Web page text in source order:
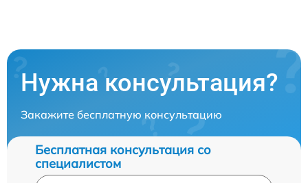
Нужна консультация?
Закажите бесплатную консультацию
Бесплатная консультация со
специалистом